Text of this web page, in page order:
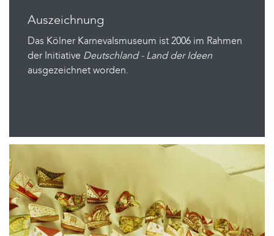
Auszeichnung
Das Kölner Karnevalsmuseum ist 2006 im Rahmen
der Initiative Deutschland - Land der Ideen
ausgezeichnet worden.